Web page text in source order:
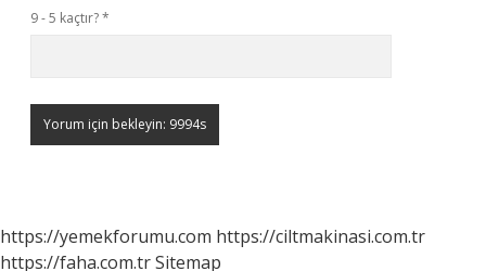
9 - 5 kaçtır?*
https://yemekforumu.com https://ciltmakinasi.com.tr
https://faha.com.trSitemap